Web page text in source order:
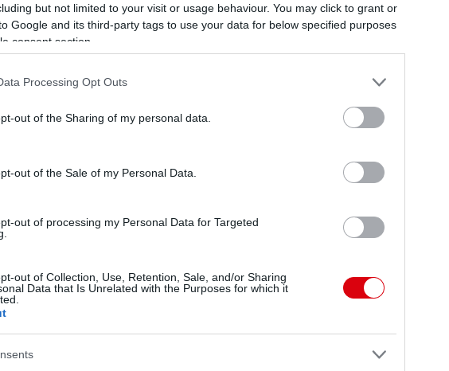
but not limited to your visit or usage behaviour. You may click to grant or
Google and its third-party tags to use your data for below specified purposes
consent section.
Processing Opt Outs
out of the Sharing of my personal data.
out of the Sale of my Personal Data.
out of processing my Personal Data for Targeted
out of Collection, Use, Retention, Sale, and/or Sharing
Data that Is Unrelated with the Purposes for which it
on is!
ésiOS-re!
működését!
Akadémiai
Altay Bayindir
Andreas Pereira